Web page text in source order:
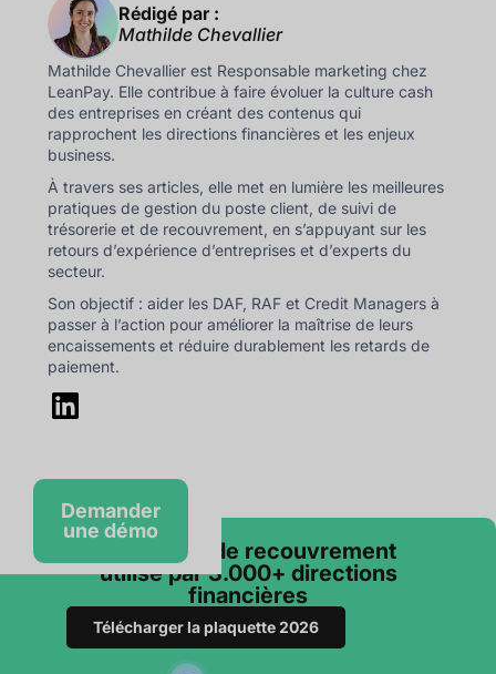
Rédigé par :
Mathilde Chevallier
Mathilde Chevallier est Responsable marketing chez
LeanPay. Elle contribue à faire évoluer la culture cash
des entreprises en créant des contenus qui
rapprochent les directions financières et les enjeux
business.
À travers ses articles, elle met en lumière les meilleures
pratiques de gestion du poste client, de suivi de
trésorerie et de recouvrement, en s’appuyant sur les
retours d’expérience d’entreprises et d’experts du
secteur.
Son objectif : aider les DAF, RAF et Credit Managers à
passer à l’action pour améliorer la maîtrise de leurs
encaissements et réduire durablement les retards de
paiement.
Demander
une démo
Le logiciel de recouvrement
utilisé par 3.000+ directions
financières
Télécharger la plaquette 2026